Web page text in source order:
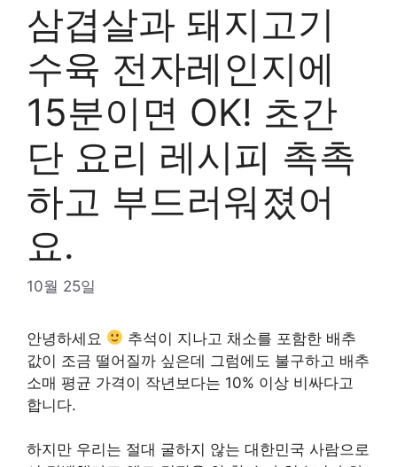
삼겹살과 돼지고기
수육 전자레인지에
15분이면 OK! 초간
단 요리 레시피 촉촉
하고 부드러워졌어
요.
10월 25일
안녕하세요
추석이 지나고 채소를 포함한 배추
값이 조금 떨어질까 싶은데 그럼에도 불구하고 배추
소매 평균 가격이 작년보다는 10% 이상 비싸다고
합니다.
하지만 우리는 절대 굴하지 않는 대한민국 사람으로